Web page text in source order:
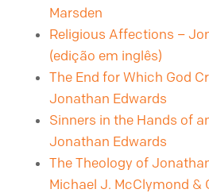
Marsden
Religious Affections –
(edição em inglês)
The End for Which God
Jonathan Edwards
Sinners in the Hands of
Jonathan Edwards
The Theology of
Michael J. McClymond &